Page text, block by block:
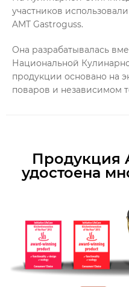
участников
AMT Gastroguss.
Она разрабатывалась
Национальной
продукции основано на
поваров и независимом
Продукция
удостоена